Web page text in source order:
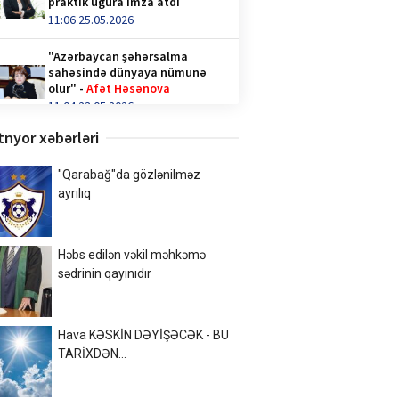
11:06 25.05.2026
"Azərbaycan şəhərsalma
sahəsində dünyaya nümunə
olur" -Afət Həsənova
11:04 23.05.2026
Qəhvə içənlər diqqət —
video/
14:36 28.04.2026
Azərbaycandan 1000-ə yaxın
şagird qatılıb
10:02 20.04.2026
Xalq şairi Sabir Rüstəmxanlı
“Turan bilgəsi” mükafatına
layiq görüldü
17:02 08.04.2026
xəbərləri
"Qarabağ"da gözlənilməz
ayrılıq
Həbs edilən vəkil məhkəmə
sədrinin qayınıdır
Hava KƏSKİN DƏYİŞƏCƏK - BU
TARİXDƏN...